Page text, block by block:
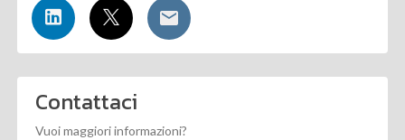
Contattaci
Vuoi maggiori informazioni?